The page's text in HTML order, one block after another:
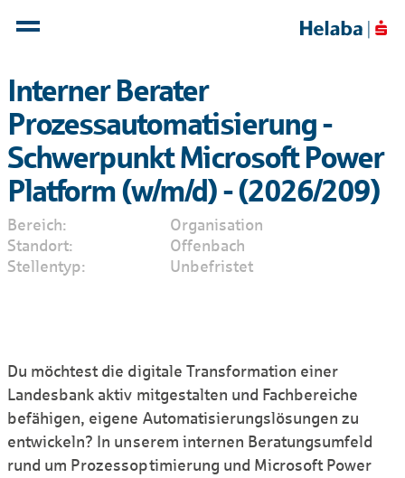
Interner Berater
Prozessautomatisierung -
Schwerpunkt Microsoft Power
Platform (w/m/d) - (2026/209)
Bereich
Organisation
Standort
Offenbach
Stellentyp
Unbefristet
Du möchtest die digitale Transformation einer
Landesbank aktiv mitgestalten und Fachbereiche
befähigen, eigene Automatisierungslösungen zu
entwickeln? In unserem internen Beratungsumfeld
rund um Prozessoptimierung und Microsoft Power